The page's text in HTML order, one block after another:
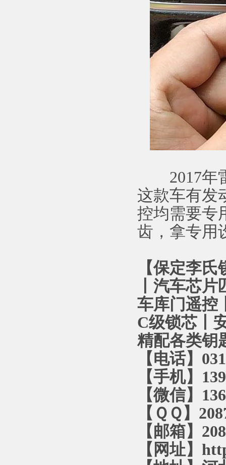
2017年雷
这款车有发
控均需要专
齿，拿专用
【保定李
丨汽车芯
车库门遥控
C级锁芯丨
精配各类钥
【电话】
【手机】
【微信】
【ＱＱ】
【邮箱】
【网址】